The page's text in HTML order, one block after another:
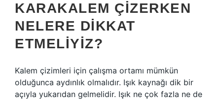
KARAKALEM ÇIZERKEN
NELERE DIKKAT
ETMELIYIZ?
Kalem çizimleri için çalışma ortamı mümkün
olduğunca aydınlık olmalıdır. Işık kaynağı dik bir
açıyla yukarıdan gelmelidir. Işık ne çok fazla ne de